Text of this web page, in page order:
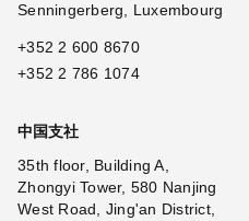
Senningerberg, Luxembourg
+352 2 600 8670
+352 2 786 1074
中国支社
35th floor, Building A,
Zhongyi Tower, 580 Nanjing
West Road, Jing'an District,